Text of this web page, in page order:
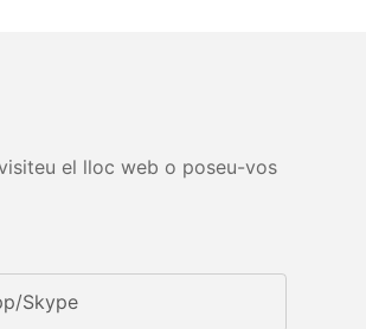
el lloc web o poseu-vos
Skype